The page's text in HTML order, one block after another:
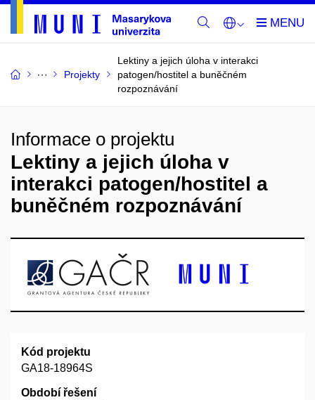
Projekty
Lektiny a jejich úloha v interakci
patogen/hostitel a buněčném
rozpoznávání
Informace o projektu
Lektiny a jejich úloha v
interakci patogen/hostitel a
buněčném rozpoznávání
Kód projektu
GA18-18964S
Období řešení